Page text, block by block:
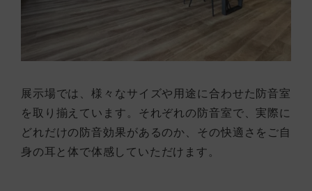
展示場では、様々なサイズや用途に合わせた防音室
を取り揃えています。それぞれの防音室で、実際に
どれだけの防音効果があるのか、その快適さをご自
身の耳と体で体感していただけます。